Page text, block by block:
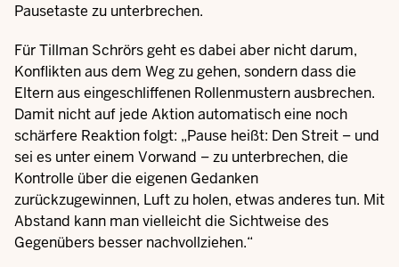
Pausetaste zu unterbrechen.
Für Tillman Schrörs geht es dabei aber nicht darum,
Konflikten aus dem Weg zu gehen, sondern dass die
Eltern aus eingeschliffenen Rollenmustern ausbrechen.
Damit nicht auf jede Aktion automatisch eine noch
schärfere Reaktion folgt: „Pause heißt: Den Streit – und
sei es unter einem Vorwand – zu unterbrechen, die
Kontrolle über die eigenen Gedanken
zurückzugewinnen, Luft zu holen, etwas anderes tun. Mit
Abstand kann man vielleicht die Sichtweise des
Gegenübers besser nachvollziehen.“